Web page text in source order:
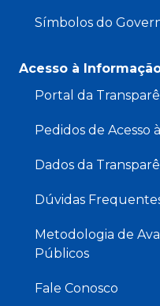
Símbolos do
Acesso à
Portal da
Pedidos de Acesso
Dados da
Dúvidas
Metodologia de
Públicos
Fale Conosco